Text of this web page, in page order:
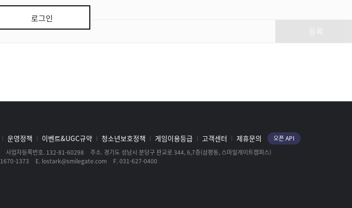
[로스트아크] 2022 로열 로더스 –
LOST ARK
로그인
운영정책 이벤트&UGC규약 청소년보호정책 게임이용등급 고객센터 제휴문의
오픈 API
사업자등록번호 132-81-60298 주소 경기도 성남시 분당구 판교로 344, 6,7층(삼평동, 스마일게이트캠퍼스)
1670-1373 E lostark@smilegate.com F 031-627-0400